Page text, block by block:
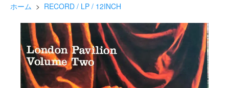
ホーム > RECORD / LP / 12INCH